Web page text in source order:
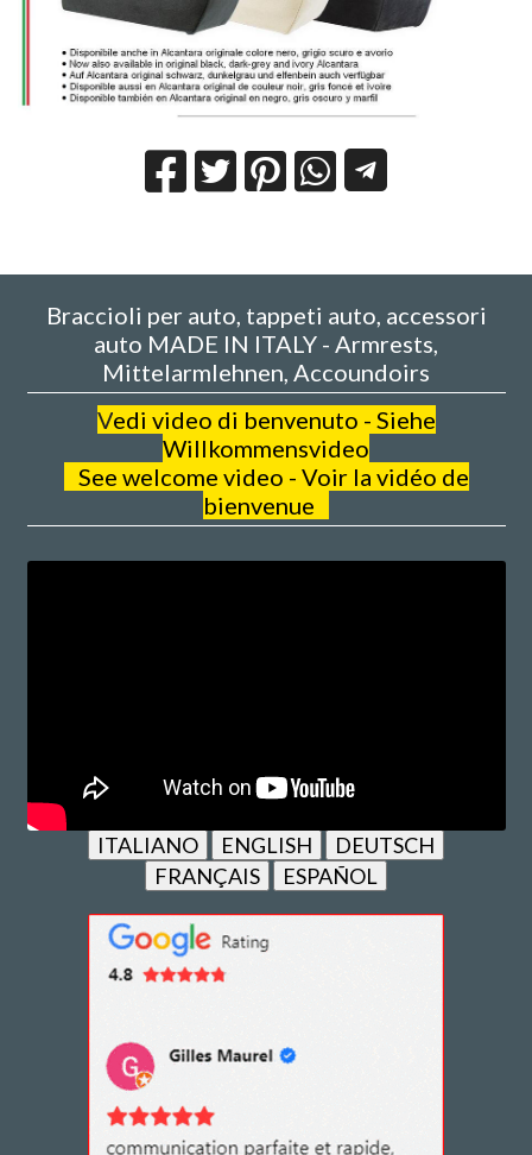
Braccioli per auto, tappeti auto, accessori
auto MADE IN ITALY - Armrests,
Mittelarmlehnen, Accoundoirs
Vedi video di benvenuto - Siehe
Willkommensvideo
See welcome video - Voir la vidéo de
bienvenue
ITALIANO ENGLISH
DEUTSCH
FRANÇAIS
ESPAÑOL